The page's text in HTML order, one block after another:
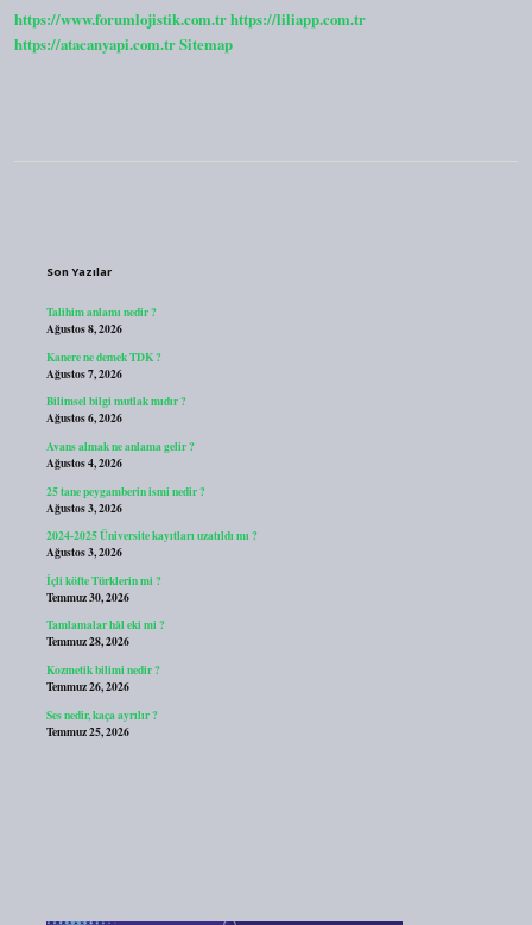
https://www.forumlojistik.com.trhttps://liliapp.com.tr
https://atacanyapi.com.trSitemap
Son Yazılar
Talihim anlamı nedir ?
Ağustos 8, 2026
Kanere ne demek TDK ?
Ağustos 7, 2026
Bilimsel bilgi mutlak mıdır ?
Ağustos 6, 2026
Avans almak ne anlama gelir ?
Ağustos 4, 2026
25 tane peygamberin ismi nedir ?
Ağustos 3, 2026
2024-2025 Üniversite kayıtları uzatıldı mı ?
Ağustos 3, 2026
İçli köfte Türklerin mi ?
Temmuz 30, 2026
Tamlamalar hâl eki mi ?
Temmuz 28, 2026
Kozmetik bilimi nedir ?
Temmuz 26, 2026
Ses nedir, kaça ayrılır ?
Temmuz 25, 2026